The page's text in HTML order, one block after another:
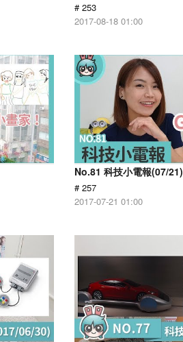
# 253
2017-08-18 01:00
No.81 科技小電報(07/21)
# 257
2017-07-21 01:00